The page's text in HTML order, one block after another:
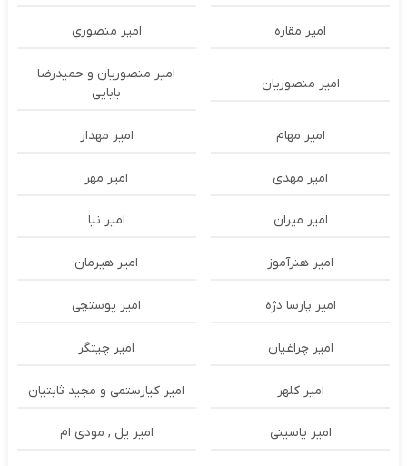
امیر مقاره امیر منصوری
امیر منصوریان
امیر منصوریان و حمیدرضا
بابایی
امیر مهام امیر مهدار
امیر مهدی امیر مهر
امیر میران امیر نیا
امیر هنرآموز امیر هیرمان
امیر پارسا دژه امیر پوستچی
امیر چراغیان امیر چیتگر
امیر کلهر امیر کیارستمی و مجید ثابتیان
امیر یاسینی امیر یل , مودی ام